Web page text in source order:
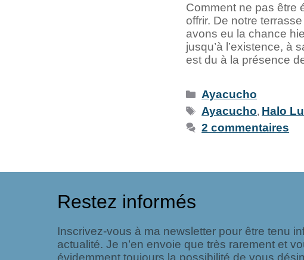
Comment ne pas être
offrir. De notre
avons eu la chance
jusqu’à l’existence, à
est du à la présence
Ayacucho
Ayacucho Halo
2 commentaires
Restez informés
Inscrivez-vous à ma newsletter pour être tenu
actualité. Je n’en envoie que très rarement et
évidemment toujours la possibilité de vous